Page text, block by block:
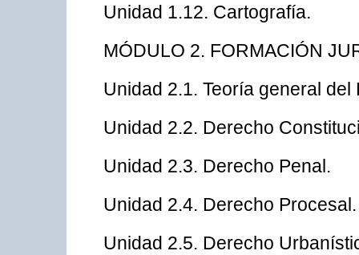
Unidad 1.12. Cartografía.
MÓDULO 2. FORMACIÓN
Unidad 2.1. Teoría general del
Unidad 2.2. Derecho
Unidad 2.3. Derecho Penal.
Unidad 2.4. Derecho Procesal.
Unidad 2.5. Derecho